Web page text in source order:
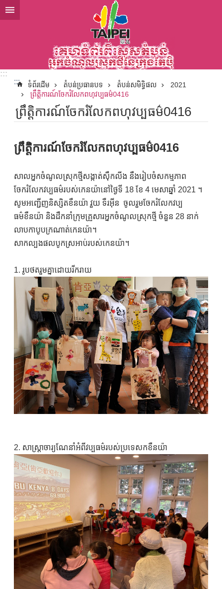
ទៅកាន់មាតិកាប្លុកមាតិកាសំខាន់
:::
:::
ទំព័រដើម តំបន់ប្រធានបទ តំបន់សមិទ្ធិផល
2021
ព្រឹត្តិការណ៍ចែករំលែកពហុវប្បធម៌0416
ព្រឹត្តិការណ៍ចែករំលែកពហុវប្បធម៌0416
ព្រឹត្តិការណ៍ចែករំលែកពហុវប្បធម៌0416
សាលអ្នកចំណូលស្រុកថ្មីសង្កាត់ស៊ឹកលីង នឹងរៀបចំសកម្មភាព
ចែករំលែកវប្បធម៌របស់កេនយ៉ានៅថ្ងៃទី 18 ខែ 4 មេសាឆ្នាំ 2021 ។
សូមអញ្ជើញនិស្សិតខឺនយ៉ា វួយ ទឺរអ៊ីន ចូលរួមចែករំលែកវប្ប
ធម៌ខឺនយ៉ា និងដឹកនាំក្រុមគ្រួសារអ្នកចំណូលស្រុកថ្មី ចំនួន 28 នាក់
លាបកាបូបក្រណាត់កេនយ៉ា។
សាកល្បងផលបូកស្រអាប់របស់កេនយ៉ា។
1. រូបថតរួមគ្នាដោយរីករាយ
2. សាស្រ្តាចារ្យណែនាំអំពីវប្បធម៌របស់ប្រទេសកខឺនយ៉ា